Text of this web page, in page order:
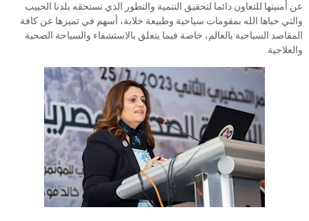
عن أمنيتها للتعاون دائما لتحقيق التنمية والتطور الذي تستحقه بلدنا الحبيب
والتي حباها الله بمقومات سياحية وطبيعة خلابة، أسهم في تميزها عن كافة
المقاصد السياحية بالعالم، خاصة فيما يتعلق بالاستشفاء والسياحة الصحية
والعلاجية.